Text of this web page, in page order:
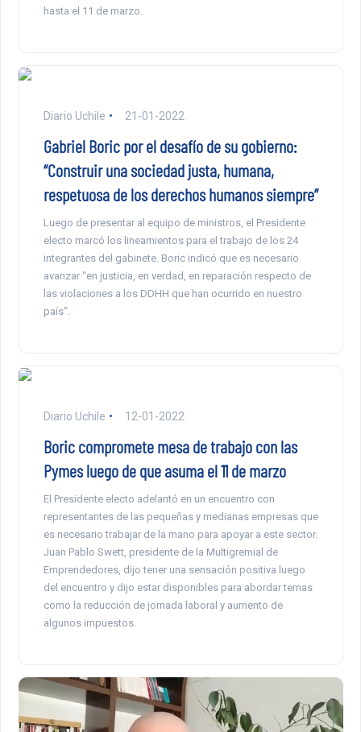
hasta el 11 de marzo.
Diario Uchile 21-01-2022
Gabriel Boric por el desafío de su gobierno:
“Construir una sociedad justa, humana,
respetuosa de los derechos humanos siempre”
Luego de presentar al equipo de ministros, el Presidente
electo marcó los lineamientos para el trabajo de los 24
integrantes del gabinete. Boric indicó que es necesario
avanzar “en justicia, en verdad, en reparación respecto de
las violaciones a los DDHH que han ocurrido en nuestro
país”.
Diario Uchile 12-01-2022
Boric compromete mesa de trabajo con las
Pymes luego de que asuma el 11 de marzo
El Presidente electo adelantó en un encuentro con
representantes de las pequeñas y medianas empresas que
es necesario trabajar de la mano para apoyar a este sector.
Juan Pablo Swett, presidente de la Multigremial de
Emprendedores, dijo tener una sensación positiva luego
del encuentro y dijo estar disponibles para abordar temas
como la reducción de jornada laboral y aumento de
algunos impuestos.